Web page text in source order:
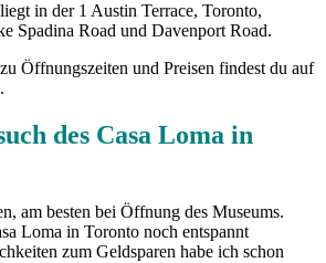
in der 1 Austin Terrace, Toronto,
Spadina Road und Davenport Road.
Öffnungszeiten und Preisen findest du auf
.
des Casa Loma in
am besten bei Öffnung des Museums.
Loma in Toronto noch entspannt
zum Geldsparen habe ich schon